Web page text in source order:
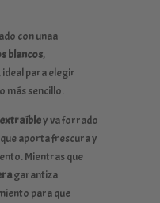
con unaa
blancos,
ideal para elegir
más sencillo.
y va forrado
aporta frescura y
Mientras que
garantiza
para que